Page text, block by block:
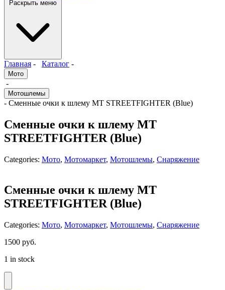
Главная - Каталог -
Мото
-
Мотошлемы
- Сменные очки к шлему MT STREETFIGHTER (Blue)
Сменные очки к шлему MT
STREETFIGHTER (Blue)
Categories: Мото, Мотомаркет, Мотошлемы, Снаряжение
Сменные очки к шлему MT
STREETFIGHTER (Blue)
Categories: Мото, Мотомаркет, Мотошлемы, Снаряжение
1500 руб.
1 in stock